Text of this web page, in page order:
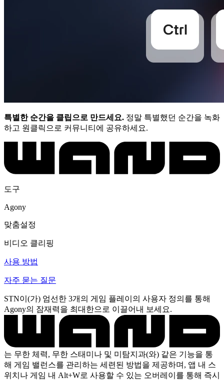
특별한 순간을 클립으로 만드세요. 정말 특별했던 순간을 녹화
하고 원클릭으로 커뮤니티에 공유하세요.
도구
Agony
맞춤설정
비디오 클리핑
사용 방법
자주 묻는 질문
STN이(가) 엄선한 3개의 게임 플레이의 사용자 정의를 통해
Agony의 잠재력을 최대한으로 이끌어내 보세요.
는 무한 체력, 무한 스태미나 및 미탐지과(와) 같은 기능을 통
해 게임 밸런스를 관리하는 세련된 방법을 제공하며, 앱 내 스
위치나 게임 내 Alt+W로 사용할 수 있는 오버레이를 통해 즉시